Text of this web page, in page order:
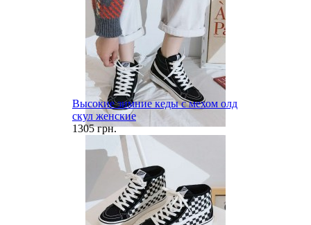
Высокие зимние кеды с мехом олд
скул женские
1305 грн.